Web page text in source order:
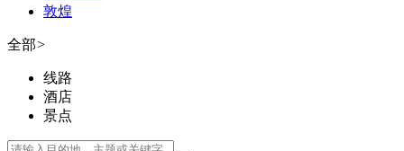
首页
周边游
额济纳旗
敦煌研学
自驾越野
景点门票